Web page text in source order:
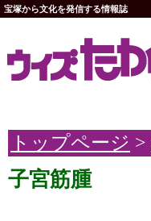
宝塚から文化を発信する情報誌
トップページ >
子宮筋腫